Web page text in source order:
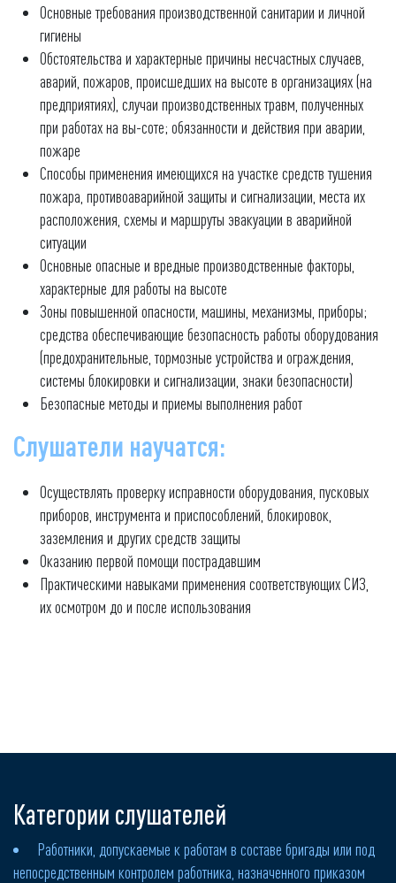
Основные требования производственной санитарии и личной
гигиены
Обстоятельства и характерные причины несчастных случаев,
аварий, пожаров, происшедших на высоте в организациях (на
предприятиях), случаи производственных травм, полученных
при работах на вы-соте; обязанности и действия при аварии,
пожаре
Способы применения имеющихся на участке средств тушения
пожара, противоаварийной защиты и сигнализации, места их
расположения, схемы и маршруты эвакуации в аварийной
ситуации
Основные опасные и вредные производственные факторы,
характерные для работы на высоте
Зоны повышенной опасности, машины, механизмы, приборы;
средства обеспечивающие безопасность работы оборудования
(предохранительные, тормозные устройства и ограждения,
системы блокировки и сигнализации, знаки безопасности)
Безопасные методы и приемы выполнения работ
Слушатели научатся:
Осуществлять проверку исправности оборудования, пусковых
приборов, инструмента и приспособлений, блокировок,
заземления и других средств защиты
Оказанию первой помощи пострадавшим
Практическими навыками применения соответствующих СИЗ,
их осмотром до и после использования
Категории слушателей
Работники, допускаемые к работам в составе бригады или под
непосредственным контролем работника, назначенного приказом